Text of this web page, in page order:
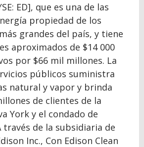
ED], que es una de las
propiedad de los
grandes del país, y tiene
aproximados de $14 000
por $66 mil millones. La
públicos suministra
natural y vapor y brinda
de clientes de la
York y el condado de
través de la subsidiaria de
Inc., Con Edison Clean